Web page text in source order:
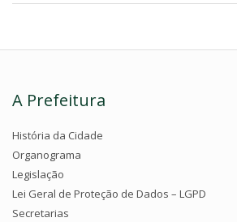
A Prefeitura
História da Cidade
Organograma
Legislação
Lei Geral de Proteção de Dados – LGPD
Secretarias